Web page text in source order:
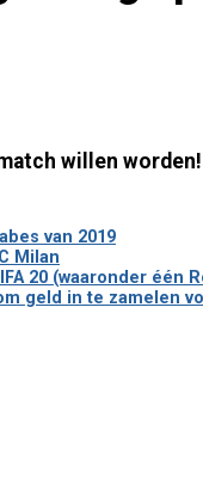
willen worden!
van 2019
Milan
20 (waaronder één
geld in te zamelen